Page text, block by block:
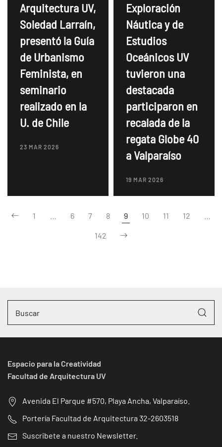
Arquitectura UV,
Soledad Larraín,
presentó la Guía
de Urbanismo
Feminista, en
seminario
realizado en la
U. de Chile
23 MAR 2026
Exploración
Náutica y de
Estudios
Oceánicos UV
tuvieron una
destacada
participaron en
recalada de la
regata Globe 40
a Valparaíso
19 MAR 2026
1 6 7 8 9 10 11 12
142
Espacio para la Creatividad
Facultad de Arquitectura UV
Avenida El Parque #570, Playa Ancha, Valparaíso.
Portería Facultad de Arquitectura 32-2603518
Suscribete a nuestro Newsletter.